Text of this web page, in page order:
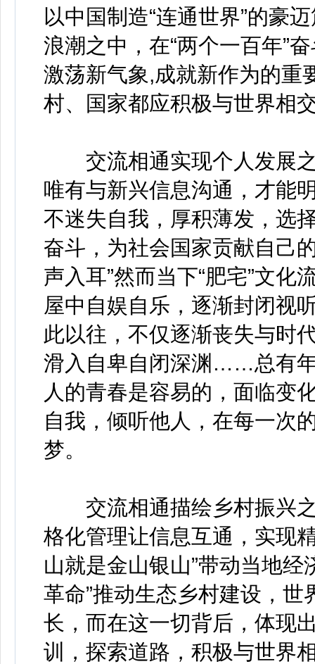
以中国制造“连通世界”的豪
浪潮之中，在“两个一百年”
激荡新气象,成就新作为的重
村、国家都应积极与世界相
交流相通实现个人发展之
唯有与新兴信息沟通，才能
不迷失自我，厚积薄发，选
奋斗，为社会国家贡献自己
声入耳”然而当下“肥宅”文
屋中自娱自乐，逐渐封闭视
此以往，不仅逐渐丧失与时
滑入自卑自闭深渊……总有
人的青春是容易的，面临变
自我，倾听他人，在每一次
梦。
交流相通描绘乡村振兴之
格化管理让信息互通，实现
山就是金山银山”带动当地
革命”推动生态乡村建设，
长，而在这一切背后，体现
训，探索道路，积极与世界